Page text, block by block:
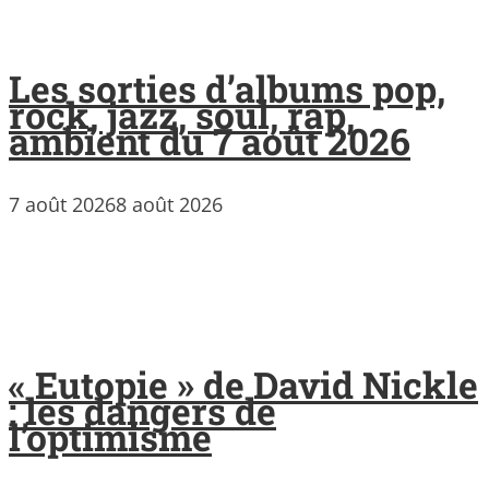
Les sorties d’albums pop,
rock, jazz, soul, rap,
ambient du 7 août 2026
7 août 20268 août 2026
« Eutopie » de David Nickle
: les dangers de
l’optimisme